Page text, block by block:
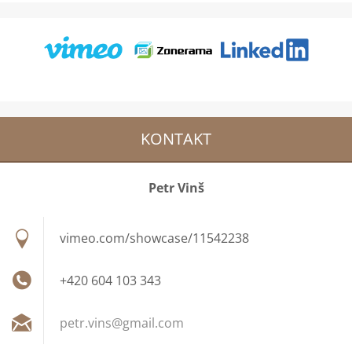
KONTAKT
Petr Vinš
vimeo.com/showcase/11542238
+420 604 103 343
petr.vins@gmail.com